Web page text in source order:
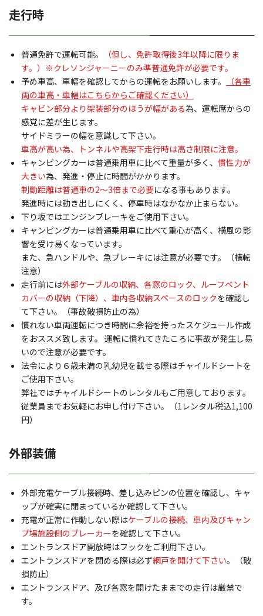
走行時
普通免許で運転可能。
（但し、免許取得後3年以降に限りま
す。）※クレソンジャーニーのみ準普通免許が必要です。
予め車高、車幅を確認してからの運転をお願いします。
（各車
両の車高・車幅はこちらからご確認ください）
キャビン部分より架装部分のほうが幅がある為、運転席からの
感覚に差が生じます。
サイドミラーの幅を意識して下さい。
車高が高い為、トンネルや高架下走行時は高さ制限に注意。
キャンピングカーは普通乗用車に比べて重量が多く、 慣性力が
大きい為、発進・停止に時間がかかります。
制動距離は普通車の2～3倍まで必要になる事もあります。
発進時には動き出しにくく、停車時はなかなか止まらない。
下り坂ではエンジンブレーキをご使用下さい。
キャンピングカーは普通乗用車に比べて重心が高く、横風の影
響を受け易くなっています。
また、急ハンドルや、急ブレーキには注意が必要です。（横転
注意）
走行前には外部ケーブルの収納、各窓のロック、ルーフベント
カバーの収納（下降）、車内各収納スペースのロックを確認し
て下さい。（事故破損防止の為）
慣れない車両運転につき時間に余裕を持ったスケジュール作成
をおススメ致します。 運転に慣れてきたころに事故が発生し易
いので注意が必要です。
法令により６歳未満の乳幼児を載せる際はチャイルドシートを
ご使用下さい。
弊社ではチャイルドシートのレンタルもご用意しております。
従業員までお気軽にお申し付け下さい。（1レンタル税込1,100
円）
外部装備
外部充電ケーブル接続時、差し込みピンの位置を確認し、キャ
ップが確実に閉まっているか確認して下さい。
充電が正常に作動しない際はケーブルの接続、車内及びキャン
プ場施設側のブレーカーを確認して下さい。
エントランスドア開放時はフックをご利用下さい。
エントランスドアを閉める際は必ず網戸を開けて下さい。（破
損防止）
エントランスドア、及び各窓を開けたままでの走行は厳禁で
す。